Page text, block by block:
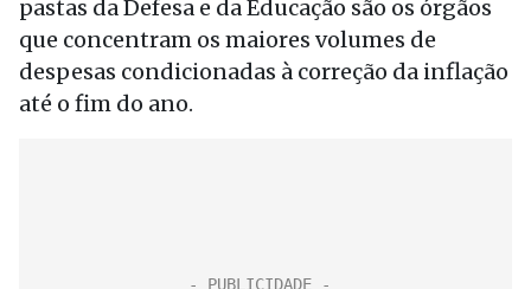
pastas da Defesa e da Educação são os órgãos
que concentram os maiores volumes de
despesas condicionadas à correção da inflação
até o fim do ano.